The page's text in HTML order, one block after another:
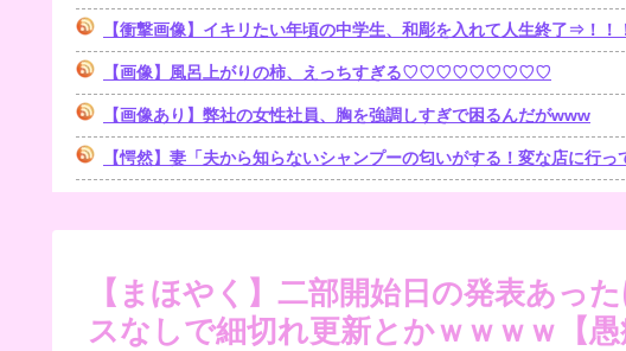
【衝撃画像】イキリたい年頃の中学生、和彫を入れて人生終了⇒！！
【画像】風呂上がりの柿、えっちすぎる♡♡♡♡♡♡♡♡♡
【画像あり】弊社の女性社員、胸を強調しすぎで困るんだがwww
【愕然】妻「夫から知らないシャンプーの匂いがする！変な店に行ってるに違いない！！！」探偵「
【まほやく】二部開始日の発表あっ
スなしで細切れ更新とかｗｗｗｗ【愚